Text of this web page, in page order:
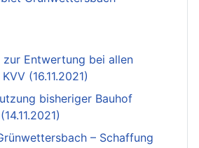
zur Entwertung bei allen
(16.11.2021)
bisheriger Bauhof
– Schaffung